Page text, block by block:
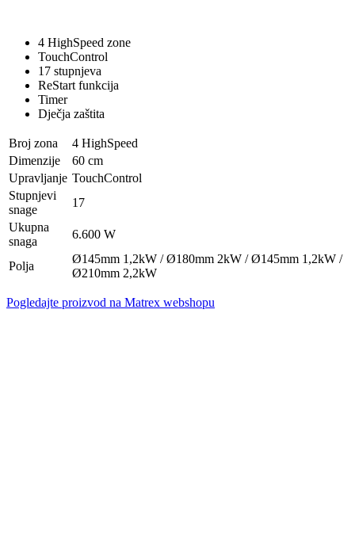
4 HighSpeed zone
TouchControl
17 stupnjeva
ReStart funkcija
Timer
Dječja zaštita
Broj zona
4 HighSpeed
Dimenzije
60 cm
Upravljanje TouchControl
Stupnjevi
snage
17
Ukupna
snaga
6.600 W
Polja
Ø145mm 1,2kW / Ø180mm 2kW / Ø145mm 1,2kW /
Ø210mm 2,2kW
Pogledajte proizvod na Matrex webshopu